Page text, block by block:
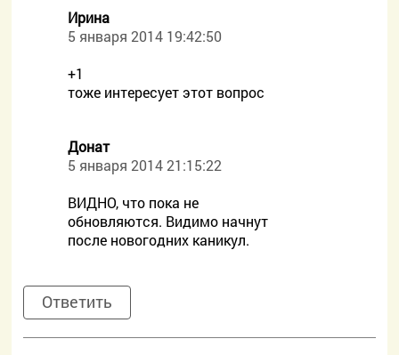
Ирина
5 января 2014 19:42:50
+1
тоже интересует этот вопрос
Донат
5 января 2014 21:15:22
ВИДНО, что пока не
обновляются. Видимо начнут
после новогодних каникул.
Ответить